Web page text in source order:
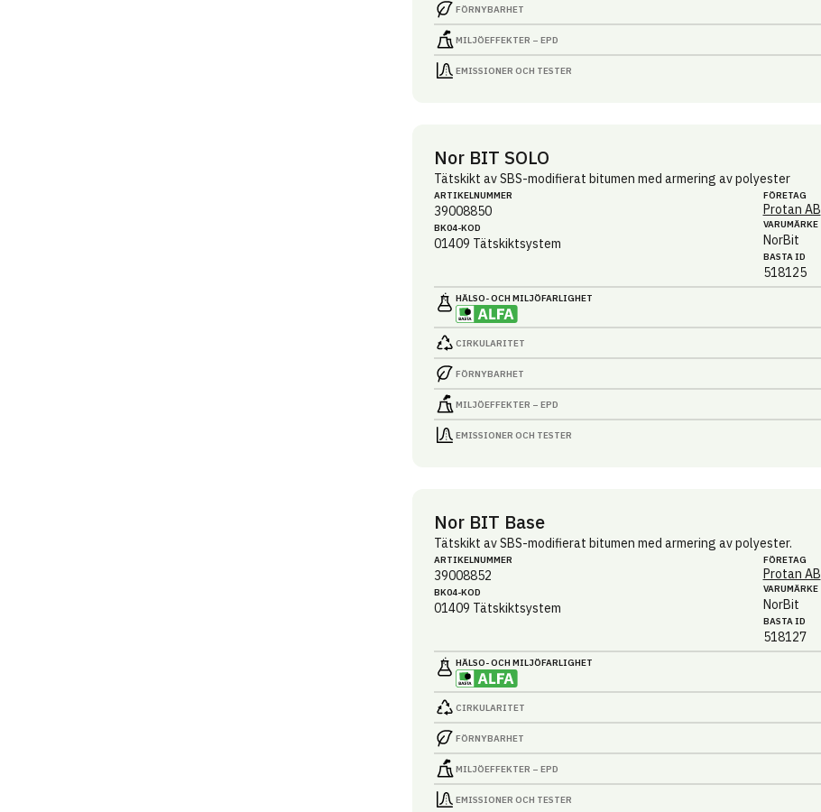
FÖRNYBARHET
MILJÖEFFEKTER – EPD
EMISSIONER OCH TESTER
Nor BIT SOLO
Tätskikt av SBS-modifierat bitumen med armering av polyester
ARTIKEL­NUMMER
39008850
BK04-KOD
01409 Tätskiktsystem
FÖRETAG
Protan AB
VARUMÄRKE
NorBit
BASTA ID
518125
HÄLSO- OCH MILJÖ­FARLIGHET
CIRKULARITET
FÖRNYBARHET
MILJÖEFFEKTER – EPD
EMISSIONER OCH TESTER
Nor BIT Base
Tätskikt av SBS-modifierat bitumen med armering av polyester.
ARTIKEL­NUMMER
39008852
BK04-KOD
01409 Tätskiktsystem
FÖRETAG
Protan AB
VARUMÄRKE
NorBit
BASTA ID
518127
HÄLSO- OCH MILJÖ­FARLIGHET
CIRKULARITET
FÖRNYBARHET
MILJÖEFFEKTER – EPD
EMISSIONER OCH TESTER